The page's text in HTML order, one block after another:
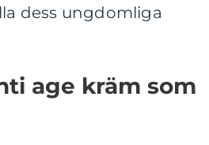
dess ungdomliga
age kräm som